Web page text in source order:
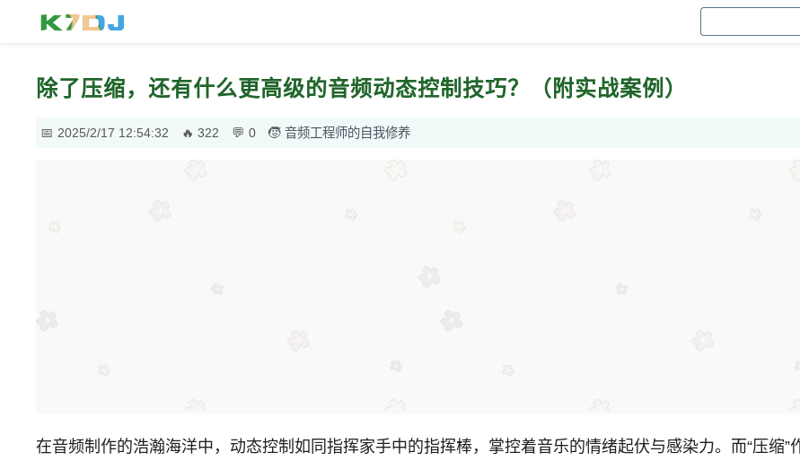
除了压缩，还有什么更高级的音频动态控制技巧？（附实战案例）
2025/2/17 12:54:32 322 0 音频工程师的自我修养
在音频制作的浩瀚海洋中，动态控制如同指挥家手中的指挥棒，掌控着音乐的情绪起伏与感染力。而“压缩